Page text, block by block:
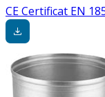
CE Certificat EN